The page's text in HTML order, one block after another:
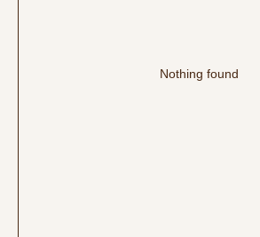
Nothing found